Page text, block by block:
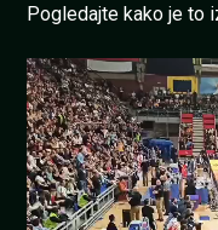
Pogledajte kako je to
Pregledač
video
zapisa